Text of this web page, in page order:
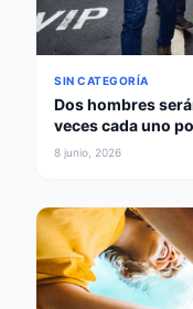
SIN CATEGORÍA
Dos hombres
veces cada uno
8 junio, 2026